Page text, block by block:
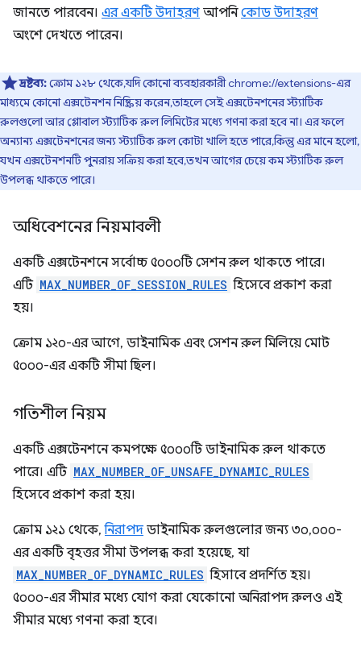
জানতে পারবেন। এর একটি উদাহরণ আপনিকোড উদাহরণ
অংশে দেখতে পারেন।
দ্রষ্টব্য:ক্রোম ১২৮ থেকে, যদি কোনো ব্যবহারকারী chrome://extensions-এর
মাধ্যমে কোনো এক্সটেনশন নিষ্ক্রিয় করেন, তাহলে সেই এক্সটেনশনের স্ট্যাটিক
রুলগুলো আর গ্লোবাল স্ট্যাটিক রুল লিমিটের মধ্যে গণনা করা হবে না। এর ফলে
অন্যান্য এক্সটেনশনের জন্য স্ট্যাটিক রুল কোটা খালি হতে পারে, কিন্তু এর মানে হলো,
যখন এক্সটেনশনটি পুনরায় সক্রিয় করা হবে, তখন আগের চেয়ে কম স্ট্যাটিক রুল
উপলব্ধ থাকতে পারে।
অধিবেশনের নিয়মাবলী
একটি এক্সটেনশনে সর্বোচ্চ ৫০০০টি সেশন রুল থাকতে পারে।
এটি MAX_NUMBER_OF_SESSION_RULES হিসেবে প্রকাশ করা
হয়।
ক্রোম ১২০-এর আগে, ডাইনামিক এবং সেশন রুল মিলিয়ে মোট
৫০০০-এর একটি সীমা ছিল।
গতিশীল নিয়ম
একটি এক্সটেনশনে কমপক্ষে ৫০০০টি ডাইনামিক রুল থাকতে
পারে। এটি MAX_NUMBER_OF_UNSAFE_DYNAMIC_RULES
হিসেবে প্রকাশ করা হয়।
ক্রোম ১২১ থেকে,নিরাপদ ডাইনামিক রুলগুলোর জন্য ৩০,০০০-
এর একটি বৃহত্তর সীমা উপলব্ধ করা হয়েছে, যা
MAX_NUMBER_OF_DYNAMIC_RULES হিসাবে প্রদর্শিত হয়।
৫০০০-এর সীমার মধ্যে যোগ করা যেকোনো অনিরাপদ রুলও এই
সীমার মধ্যে গণনা করা হবে।